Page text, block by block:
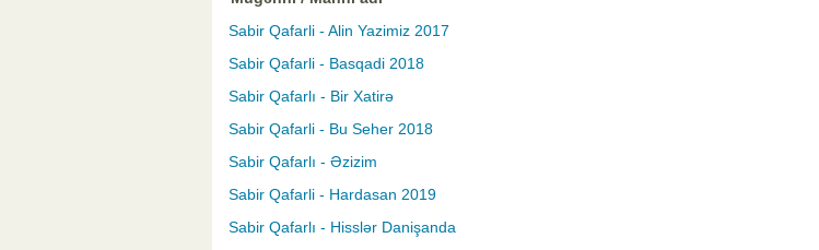
Sabir Qafarli - Alin Yazimiz 2017
Sabir Qafarli - Basqadi 2018
Sabir Qafarlı - Bir Xatirə
Sabir Qafarli - Bu Seher 2018
Sabir Qafarlı - Əzizim
Sabir Qafarli - Hardasan 2019
Sabir Qafarlı - Hisslər Danişanda